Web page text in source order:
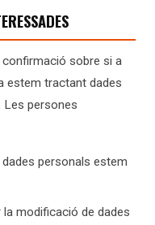
sobre si a
estem tractant dades
Les persones
personals estem
la modificació de dades